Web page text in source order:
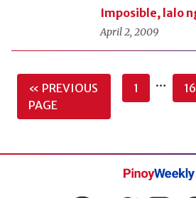
Imposible, lalo
April 2, 2009
« PREVIOUS
PAGE
1 … 16
Pinoy